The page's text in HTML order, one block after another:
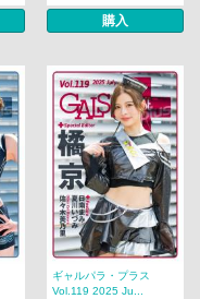
購入
ギャルパラ・プラス
Vol.119 2025 Ju...